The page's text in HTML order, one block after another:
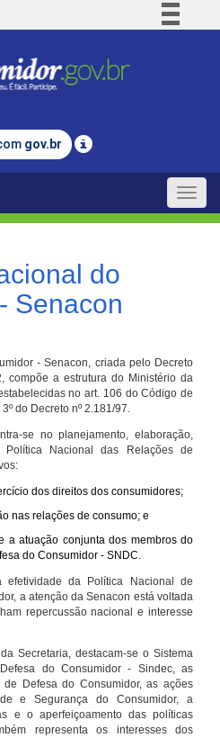
Comunica BR
Legislação
gov.br
Toggle
do
Senacon
- Senacon, criada pelo Decreto
compõe a estrutura do Ministério da
no art. 106 do Código de
do Decreto nº 2.181/97.
se no planejamento, elaboração,
Nacional das Relações de
dos direitos dos consumidores;
nas relações de consumo; e
a atuação conjunta dos membros do
do Consumidor - SNDC.
da Política Nacional de
a atenção da Senacon está voltada
repercussão nacional e interesse
Secretaria, destacam-se o Sistema
do Consumidor - Sindec, as
Defesa do Consumidor, as ações
e Segurança do Consumidor, a
e o aperfeiçoamento das políticas
representa os interesses dos